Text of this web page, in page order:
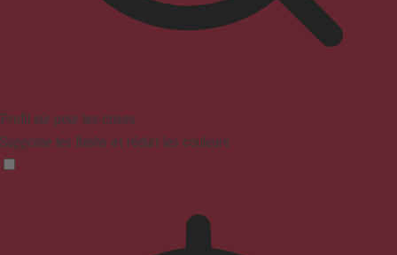
Profil sûr pour les crises
Supprime les flashs et réduit les couleurs